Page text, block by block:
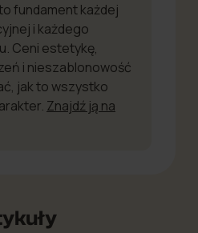
fundament każdej
i każdego
Ceni estetykę,
i nieszablonowość
jak to wszystko
Znajdź ją na